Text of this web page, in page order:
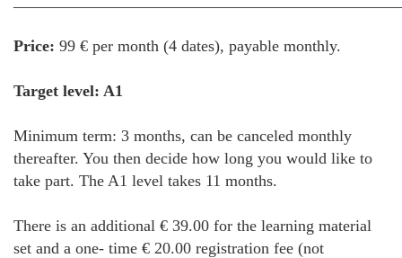
Price: 99 € per month (4 dates), payable monthly.
Target level: A1
Minimum term: 3 months, can be canceled monthly
thereafter. You then decide how long you would like to
take part. The A1 level takes 11 months.
There is an additional € 39.00 for the learning material
set and a one- time € 20.00 registration fee (not